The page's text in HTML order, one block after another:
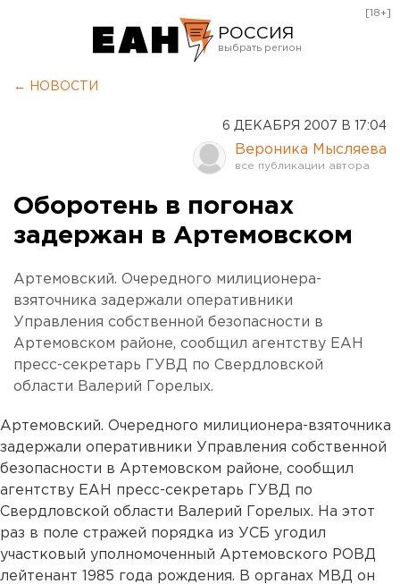
РОССИЯ
Оренбург
[18+]
← НОВОСТИ
6 ДЕКАБРЯ 2007 В 17:04
Вероника Мысляева
Оборотень в погонах
задержан в Артемовском
Артемовский. Очередного милиционера-
взяточника задержали оперативники
Управления собственной безопасности в
Артемовском районе, сообщил агентству ЕАН
пресс-секретарь ГУВД по Свердловской
области Валерий Горелых.
Артемовский. Очередного милиционера-взяточника
задержали оперативники Управления собственной
безопасности в Артемовском районе, сообщил
агентству ЕАН пресс-секретарь ГУВД по
Свердловской области Валерий Горелых. На этот
раз в поле стражей порядка из УСБ угодил
участковый уполномоченный Артемовского РОВД
лейтенант 1985 года рождения. В органах МВД он